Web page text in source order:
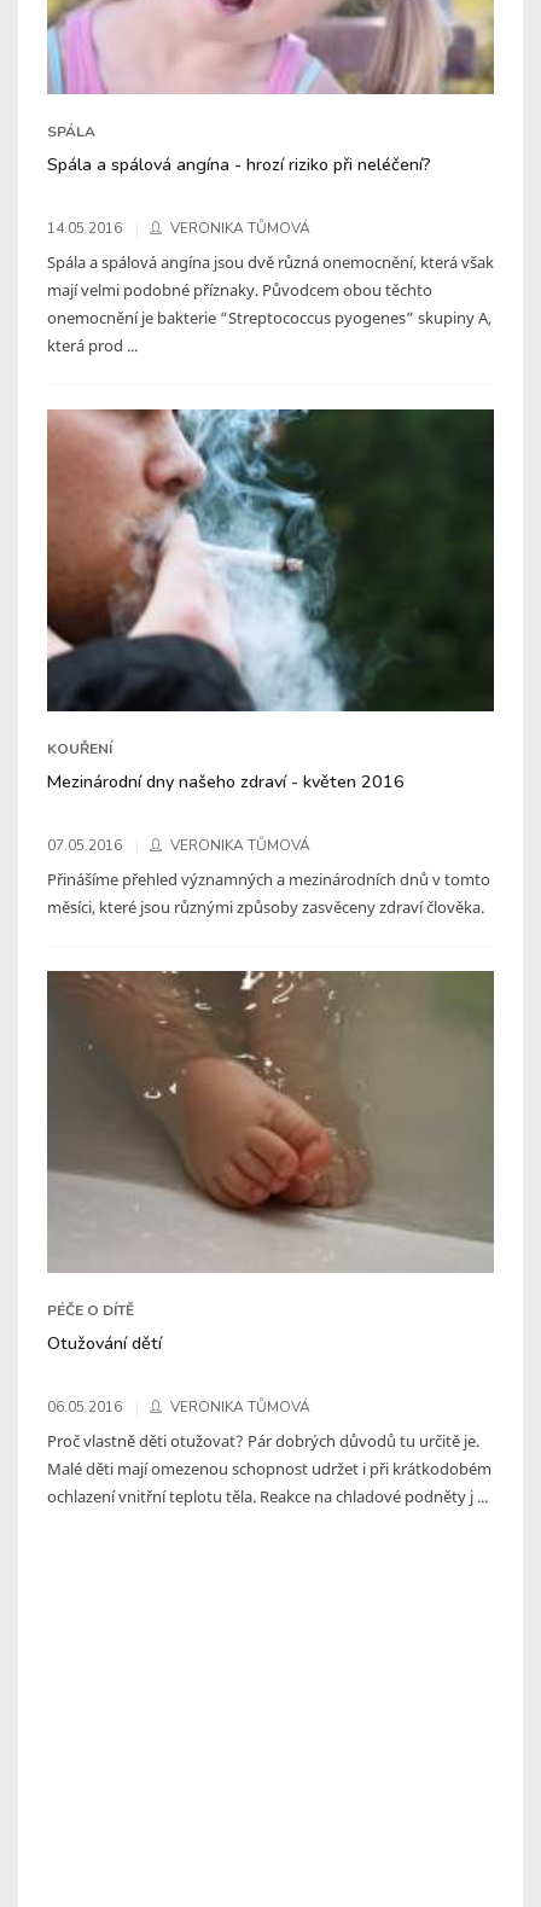
SPÁLA
Spála a spálová angína - hrozí riziko při neléčení?
14.05.2016 VERONIKA TŮMOVÁ
Spála a spálová angína jsou dvě různá onemocnění, která však
mají velmi podobné příznaky. Původcem obou těchto
onemocnění je bakterie “Streptococcus pyogenes“ skupiny A,
která prod ...
KOUŘENÍ
Mezinárodní dny našeho zdraví - květen 2016
07.05.2016 VERONIKA TŮMOVÁ
Přinášíme přehled významných a mezinárodních dnů v tomto
měsíci, které jsou různými způsoby zasvěceny zdraví člověka.
PÉČE O DÍTĚ
Otužování dětí
06.05.2016 VERONIKA TŮMOVÁ
Proč vlastně děti otužovat? Pár dobrých důvodů tu určitě je.
Malé děti mají omezenou schopnost udržet i při krátkodobém
ochlazení vnitřní teplotu těla. Reakce na chladové podněty j ...